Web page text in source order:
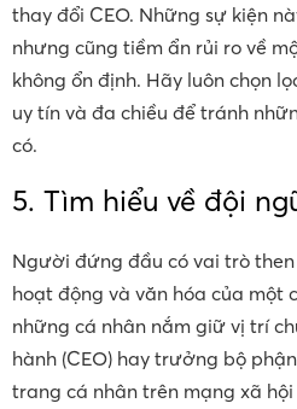
thay đổi CEO. Những sự kiện
nhưng cũng tiềm ẩn rủi ro về
không ổn định. Hãy luôn chọn
uy tín và đa chiều để tránh
có.
5. Tìm hiểu về đội
Người đứng đầu có vai trò
hoạt động và văn hóa của một
những cá nhân nắm giữ vị trí
hành (CEO) hay trưởng bộ
trang cá nhân trên mạng xã